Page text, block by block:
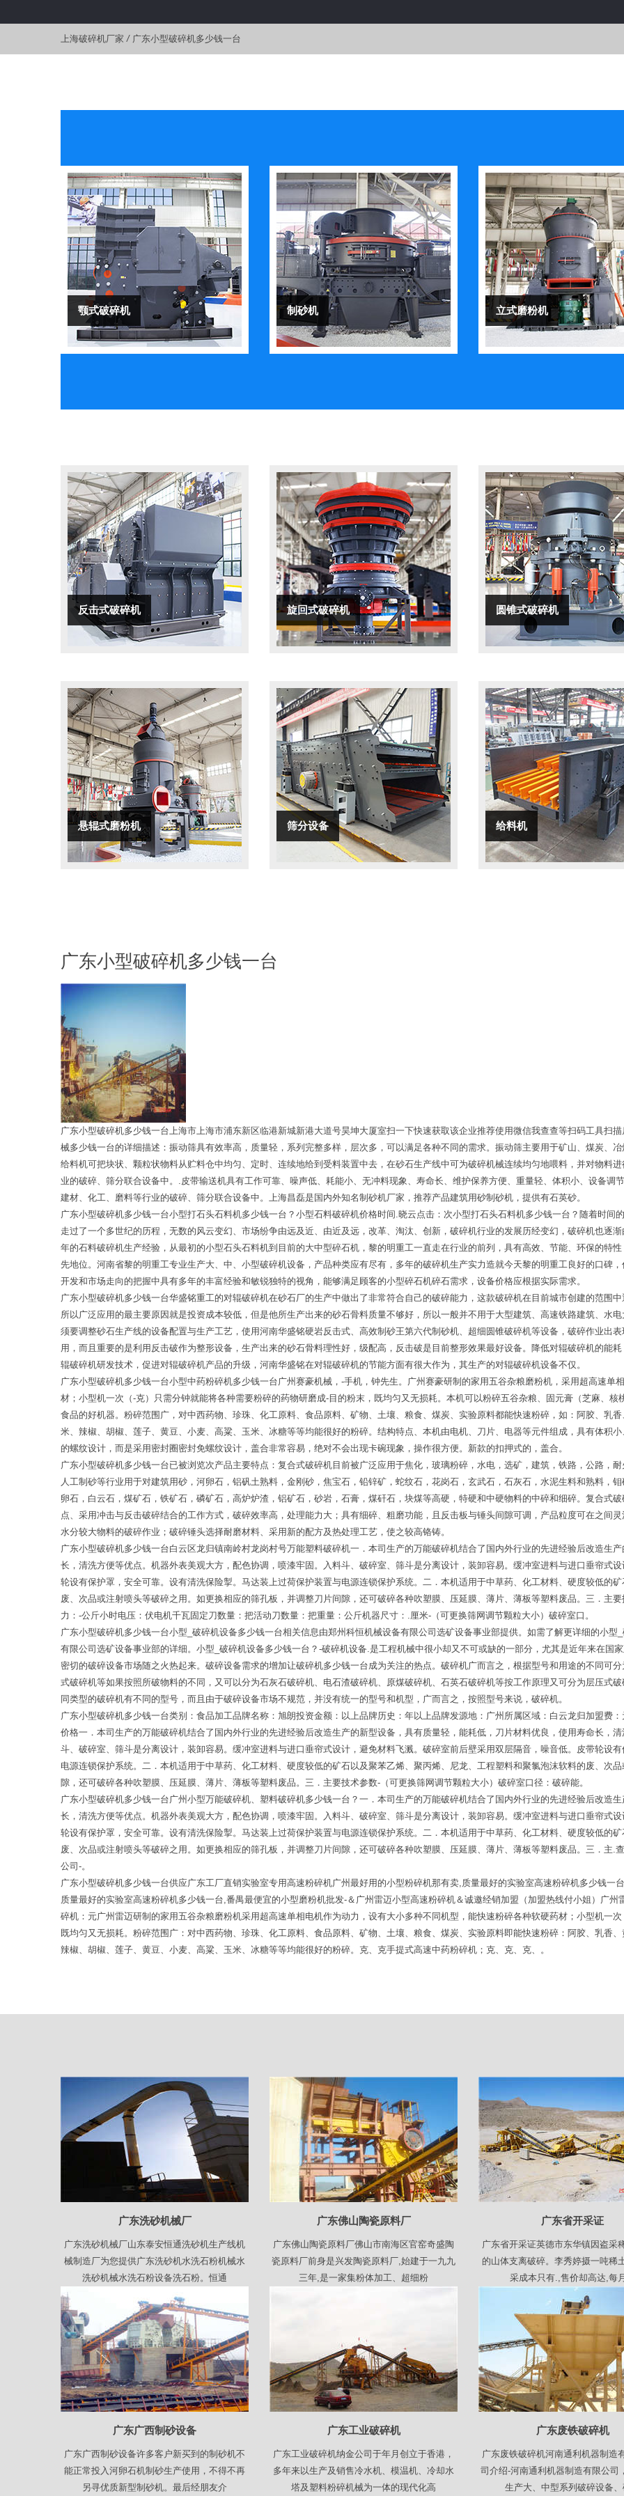
上海破碎机厂家 / 广东小型破碎机多少钱一台
颚式破碎机 制砂机 立式磨粉机
反击式破碎机 旋回式破碎机 圆锥式破碎机
悬辊式磨粉机 筛分设备 给料机
广东小型破碎机多少钱一台
广东小型破碎机多少钱一台上海市上海市浦东新区临港新城新港大道号昊坤大厦室扫一下快速获取该企业推荐使用微信我查查等扫码工具扫
械多少钱一台的详细描述：振动筛具有效率高，质量轻，系列完整多样，层次多，可以满足各种不同的需求。振动筛主要用于矿山、煤炭、
给料机可把块状、颗粒状物料从贮料仓中均匀、定时、连续地给到受料装置中去，在砂石生产线中可为破碎机械连续均匀地喂料，并对物料
业的破碎、筛分联合设备中。.皮带输送机具有工作可靠、噪声低、耗能小、无冲料现象、寿命长、维护保养方便、重量轻、体积小、设备调
建材、化工、磨料等行业的破碎、筛分联合设备中。上海昌磊是国内外知名制砂机厂家，推荐产品建筑用砂制砂机，提供有石英砂。
广东小型破碎机多少钱一台小型打石头石料机多少钱一台？小型石料破碎机价格时间.晓云点击：次小型打石头石料机多少钱一台？随着时间
走过了一个多世纪的历程，无数的风云变幻、市场纷争由远及近、由近及远，改革、淘汰、创新，破碎机行业的发展历经变幻，破碎机也逐
年的石料破碎机生产经验，从最初的小型石头石料机到目前的大中型碎石机，黎的明重工一直走在行业的前列，具有高效、节能、环保的特
先地位。河南省黎的明重工专业生产大、中、小型破碎机设备，产品种类应有尽有，多年的破碎机生产实力造就今天黎的明重工良好的口碑
开发和市场走向的把握中具有多年的丰富经验和敏锐独特的视角，能够满足顾客的小型碎石机碎石需求，设备价格应根据实际需求。
广东小型破碎机多少钱一台华盛铭重工的对辊破碎机在砂石厂的生产中做出了非常符合自己的破碎能力，这款破碎机在目前城市创建的范围
所以广泛应用的最主要原因就是投资成本较低，但是他所生产出来的砂石骨料质量不够好，所以一般并不用于大型建筑、高速铁路建筑、水
须要调整砂石生产线的设备配置与生产工艺，使用河南华盛铭硬岩反击式、高效制砂王第六代制砂机、超细圆锥破碎机等设备，破碎作业出
用，而且重要的是利用反击破作为整形设备，生产出来的砂石骨料理性好，级配高，反击破是目前整形效果最好设备。降低对辊破碎机的能
辊破碎机研发技术，促进对辊破碎机产品的升级，河南华盛铭在对辊破碎机的节能方面有很大作为，其生产的对辊破碎机设备不仅。
广东小型破碎机多少钱一台小型中药粉碎机多少钱一台广州赛豪机械，-手机，钟先生。广州赛豪研制的家用五谷杂粮磨粉机，采用超高速单
材；小型机一次（-克）只需分钟就能将各种需要粉碎的药物研磨成-目的粉末，既均匀又无损耗。本机可以粉碎五谷杂粮、固元膏（芝麻、
食品的好机器。粉碎范围广，对中西药物、珍珠、化工原料、食品原料、矿物、土壤、粮食、煤炭、实验原料都能快速粉碎，如：阿胶、乳
米、辣椒、胡椒、莲子、黄豆、小麦、高粱、玉米、冰糖等等均能很好的粉碎。结构特点、本机由电机、刀片、电器等元件组成，具有体积
的螺纹设计，而是采用密封圈密封免螺纹设计，盖合非常容易，绝对不会出现卡碗现象，操作很方便。新款的扣押式的，盖合。
广东小型破碎机多少钱一台已被浏览次产品主要特点：复合式破碎机目前被广泛应用于焦化，玻璃粉碎，水电，选矿，建筑，铁路，公路，
人工制砂等行业用于对建筑用砂，河卵石，铝矾土熟料，金刚砂，焦宝石，铅锌矿，蛇纹石，花岗石，玄武石，石灰石，水泥生料和熟料，
卵石，白云石，煤矿石，铁矿石，磷矿石，高炉炉渣，铝矿石，砂岩，石膏，煤矸石，块煤等高硬，特硬和中硬物料的中碎和细碎。复合式
点、采用冲击与反击破碎结合的工作方式，破碎效率高，处理能力大；具有细碎、粗磨功能，且反击板与锤头间隙可调，产品粒度可在之间
水分较大物料的破碎作业；破碎锤头选择耐磨材料、采用新的配方及热处理工艺，使之较高铬铸。
广东小型破碎机多少钱一台白云区龙归镇南岭村龙岗村号万能塑料破碎机一．本司生产的万能破碎机结合了国内外行业的先进经验后改造生
长，清洗方便等优点。机器外表美观大方，配色协调，喷漆牢固。入料斗、破碎室、筛斗是分离设计，装卸容易。缓冲室进料与进口垂帘式
轮设有保护罩，安全可靠。设有清洗保险掣。马达装上过荷保护装置与电源连锁保护系统。二．本机适用于中草药、化工材料、硬度较低的
废、次品或注射喷头等破碎之用。如更换相应的筛孔板，并调整刀片间隙，还可破碎各种吹塑膜、压延膜、薄片、薄板等塑料废品。三．主
力：-公斤小时电压：伏电机千瓦固定刀数量：把活动刀数量：把重量：公斤机器尺寸：.厘米-（可更换筛网调节颗粒大小）破碎室口。
广东小型破碎机多少钱一台小型_破碎机设备多少钱一台相关信息由郑州科恒机械设备有限公司选矿设备事业部提供。如需了解更详细的小
有限公司选矿设备事业部的详细。小型_破碎机设备多少钱一台？-破碎机设备.是工程机械中很小却又不可或缺的一部分，尤其是近年来在国
密切的破碎设备市场随之火热起来。破碎设备需求的增加让破碎机多少钱一台成为关注的热点。破碎机广而言之，根据型号和用途的不同可
式破碎机等如果按照所破物料的不同，又可以分为石灰石破碎机、电石渣破碎机、原煤破碎机、石英石破碎机等按工作原理又可分为层压式
同类型的破碎机有不同的型号，而且由于破碎设备市场不规范，并没有统一的型号和机型，广而言之，按照型号来说，破碎机。
广东小型破碎机多少钱一台类别：食品加工品牌名称：旭朗投资金额：以上品牌历史：年以上品牌发源地：广州所属区域：白云龙归加盟费
价格一．本司生产的万能破碎机结合了国内外行业的先进经验后改造生产的新型设备，具有质量轻，能耗低，刀片材料优良，使用寿命长，
斗、破碎室、筛斗是分离设计，装卸容易。缓冲室进料与进口垂帘式设计，避免材料飞溅。破碎室前后壁采用双层隔音，噪音低。皮带轮设
电源连锁保护系统。二．本机适用于中草药、化工材料、硬度较低的矿石以及聚苯乙烯、聚丙烯、尼龙、工程塑料和聚氯泡沫软料的废、次
隙，还可破碎各种吹塑膜、压延膜、薄片、薄板等塑料废品。三．主要技术参数-（可更换筛网调节颗粒大小）破碎室口径：破碎能。
广东小型破碎机多少钱一台广州小型万能破碎机、塑料破碎机多少钱一台？一．本司生产的万能破碎机结合了国内外行业的先进经验后改造
长，清洗方便等优点。机器外表美观大方，配色协调，喷漆牢固。入料斗、破碎室、筛斗是分离设计，装卸容易。缓冲室进料与进口垂帘式
轮设有保护罩，安全可靠。设有清洗保险掣。马达装上过荷保护装置与电源连锁保护系统。二．本机适用于中草药、化工材料、硬度较低的
废、次品或注射喷头等破碎之用。如更换相应的筛孔板，并调整刀片间隙，还可破碎各种吹塑膜、压延膜、薄片、薄板等塑料废品。三．主.
公司-。
广东小型破碎机多少钱一台供应广东工厂直销实验室专用高速粉碎机广州最好用的小型粉碎机那有卖,质量最好的实验室高速粉碎机多少钱
质量最好的实验室高速粉碎机多少钱一台,番禺最便宜的小型磨粉机批发-＆广州雷迈小型高速粉碎机＆诚邀经销加盟（加盟热线付小姐）广
碎机：元广州雷迈研制的家用五谷杂粮磨粉机采用超高速单相电机作为动力，设有大小多种不同机型，能快速粉碎各种软硬药材；小型机一
既均匀又无损耗。粉碎范围广：对中西药物、珍珠、化工原料、食品原料、矿物、土壤、粮食、煤炭、实验原料即能快速粉碎：阿胶、乳香
辣椒、胡椒、莲子、黄豆、小麦、高粱、玉米、冰糖等等均能很好的粉碎。克、克手提式高速中药粉碎机；克、克、克、。
广东洗砂机械厂
广东洗砂机械厂山东泰安恒通洗砂机生产线机
械制造厂为您提供广东洗砂机水洗石粉机械水
洗砂机械水洗石粉设备洗石粉。恒通
广东佛山陶瓷原料厂
广东佛山陶瓷原料厂佛山市南海区官窑奇盛陶
瓷原料厂前身是兴发陶瓷原料厂,始建于一九九
三年,是一家集粉体加工、超细粉
广东省开采证
广东省开采证英德市东华镇因盗采
的山体支离破碎。李秀婷摄一吨稀
采成本只有.,售价却高达,每
广东广西制砂设备
广东广西制砂设备许多客户新买到的制砂机不
能正常投入河卵石机制砂生产使用，不得不再
另寻优质新型制砂机。最后经朋友介
广东工业破碎机
广东工业破碎机纳金公司于年月创立于香港，
多年来以生产及销售冷水机、模温机、冷却水
塔及塑料粉碎机械为一体的现代化高
广东废铁破碎机
广东废铁破碎机河南通利机器制造
司介绍-河南通利机器制造有限公司
生产大、中型系列破碎设备